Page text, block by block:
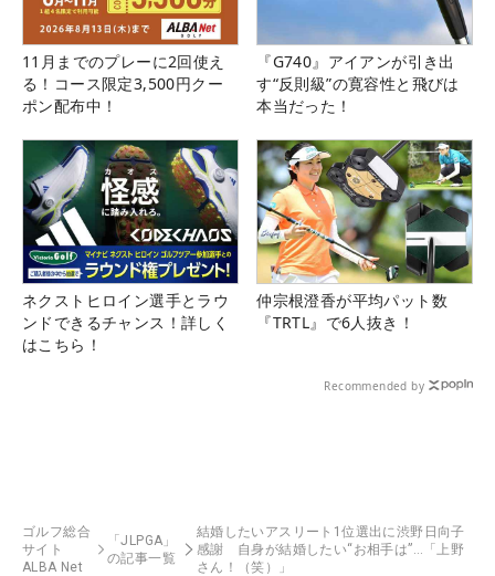
11月までのプレーに2回使え
る！コース限定3,500円クー
ポン配布中！
『G740』アイアンが引き出
す“反則級”の寛容性と飛びは
本当だった！
ネクストヒロイン選手とラウ
ンドできるチャンス！詳しく
はこちら！
仲宗根澄香が平均パット数
『TRTL』で6人抜き！
Recommended by
ゴルフ総合
サイト
ALBA Net
「JLPGA」
の記事一覧
結婚したいアスリート1位選出に渋野日向子
感謝 自身が結婚したい“お相手は”…「上野
さん！（笑）」